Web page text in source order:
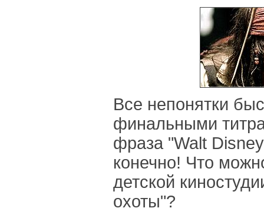
Все непонятки
финальными
фраза "Walt
конечно! Что
детской
охоты"?